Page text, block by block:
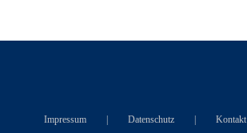
Impressum Datenschutz Kontakt